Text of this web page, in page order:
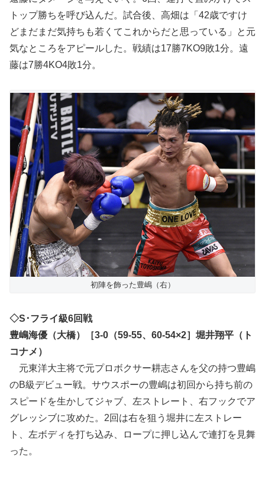
トップ勝ちを呼び込んだ。試合後、高畑は「42歳ですけ
どまだまだ気持ちも若くてこれからだと思っている」と元
気なところをアピールした。戦績は17勝7KO9敗1分。遠
藤は7勝4KO4敗1分。
初陣を飾った豊嶋（右）
◇S･フライ級6回戦
豊嶋海優（大橋）［3-0（59-55、60-54×2］堀井翔平（ト
コナメ）
元東洋大主将で元プロボクサー耕志さんを父の持つ豊嶋
のB級デビュー戦。サウスポーの豊嶋は初回から持ち前の
スピードを生かしてジャブ、左ストレート、右フックでア
グレッシブに攻めた。2回は右を狙う堀井に左ストレー
ト、左ボディを打ち込み、ロープに押し込んで連打を見舞
った。